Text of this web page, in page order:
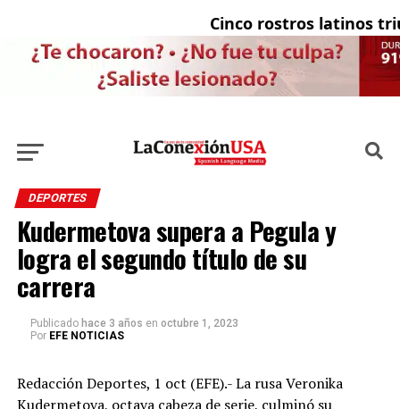
Cinco rostros latinos
DEPORTES
Kudermetova supera a Pegula y
logra el segundo título de su
carrera
Publicado hace 3 años en octubre 1, 2023
Por EFE NOTICIAS
Redacción Deportes, 1 oct (EFE).- La rusa Veronika
Kudermetova, octava cabeza de serie, culminó su